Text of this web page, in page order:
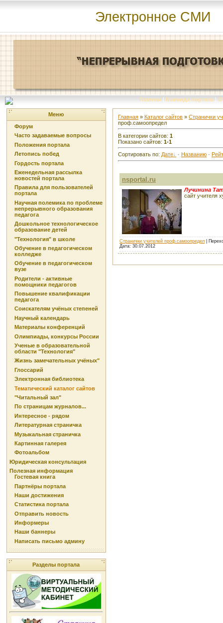
Электронное СМИ
Главная | Команда портала | О
Меню
Форум
Часто задаваемые вопросы
Положения портала
Летопись побед
Гордость портала
Еженедельная рассылка
новостей портала
Правила для пользователей
портала
Научная полемика по проблеме
непрерывного образования
педагога
Дошкольное технологическое
образование детей
"Технология" в школе
Обучение в педагогическом
колледже
Обучение в педагогическом
вузе
Родители - активные
помощники педагогов
Повышение квалификации
педагога
Соискателям учёных степеней
Научный календарь
Материалы конференций
Олимпиады, конкурсы России
Ученые в образовательной
области "Технология"
Жизнь замечательных учёных"
Глоссарий
Электронная библиотека
Тематический каталог сайтов
"Читальный зал"
По страницам журналов...
Интересное - рядом
Литературная страничка
Музыкальная страничка
Картинная галерея
Фотоальбом
Юридическая консультация
Полезная информация
Гостевая книга
Партнёры портала
Наши достижения
Статистика портала
Отправить новость
Информеры
Наши баннеры
Написать письмо админу
Разделы портала
Главная » Каталог сайтов » Странички
проф.самоопредел
В категории сайтов: 1
Показано сайтов: 1-1
Сортировать по: Дате · Названию ·
nsportal.ru
Лучинина
сайт учителя
Странички учителей проф.самоопредел |
Дата: 30.07.2012